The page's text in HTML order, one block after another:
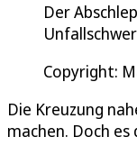
Der
Copyright:
Die Kreuzung
machen. Doch es